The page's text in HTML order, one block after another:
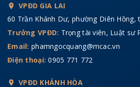
VPĐD GIA LAI
60 Trần Khánh Dư, phường Diên Hồng,
Trưởng VPĐD: Trọng tài viên, Luật sư
Email: phamngocquang@mcac.vn
Điện thoại:0905 771 772
VPĐD KHÁNH HÒA